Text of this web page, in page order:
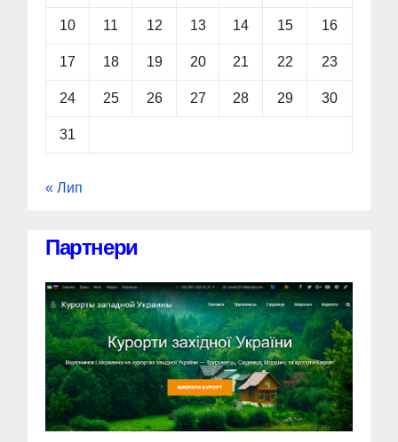
10 11 12 13 14 15 16
17 18 19 20 21 22 23
24 25 26 27 28 29 30
31
« Лип
Партнери